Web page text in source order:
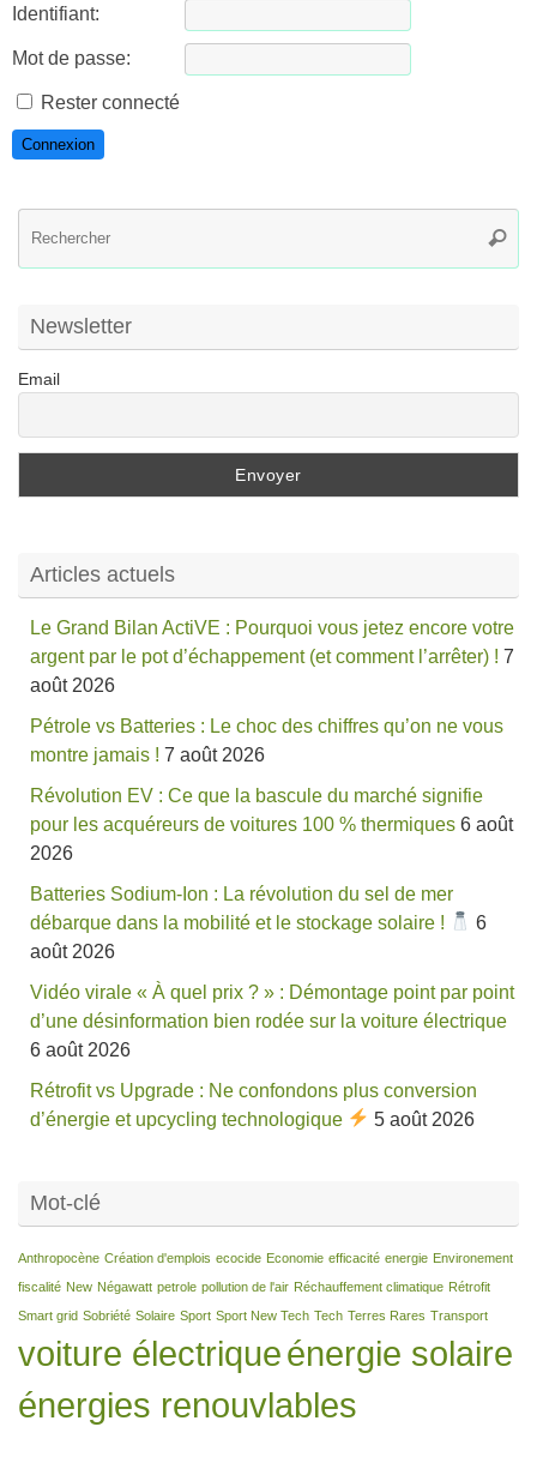
Identifiant:
Mot de passe:
Rester connecté
Connexion
Newsletter
Email
Articles actuels
Le Grand Bilan ActiVE : Pourquoi vous jetez encore votre
argent par le pot d’échappement (et comment l’arrêter) ! 7
août 2026
Pétrole vs Batteries : Le choc des chiffres qu’on ne vous
montre jamais ! 7 août 2026
Révolution EV : Ce que la bascule du marché signifie
pour les acquéreurs de voitures 100 % thermiques 6 août
2026
Batteries Sodium-Ion : La révolution du sel de mer
débarque dans la mobilité et le stockage solaire !
6
août 2026
Vidéo virale « À quel prix ? » : Démontage point par point
d’une désinformation bien rodée sur la voiture électrique
6 août 2026
Rétrofit vs Upgrade : Ne confondons plus conversion
d’énergie et upcycling technologique
5 août 2026
Mot-clé
Anthropocène Création d'emplois ecocide Economie efficacité energie Environement
fiscalité New Négawatt petrole pollution de l'air Réchauffement climatique Rétrofit
Smart grid Sobriété Solaire Sport Sport New Tech Tech Terres Rares Transport
voiture électriqueénergie solaire
énergies renouvlables